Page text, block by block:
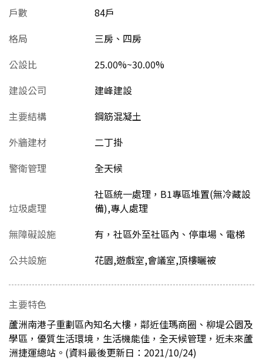
戶數
84戶
格局
三房、四房
公設比
25.00%~30.00%
建設公司
建峰建設
主要結構
鋼筋混凝土
外牆建材
二丁掛
警衛管理
全天候
垃圾處理
社區統一處理，B1專區堆置(無冷藏設
備),專人處理
無障礙設施
有，社區外至社區內、停車場、電梯
公共設施
花園,遊戲室,會議室,頂樓曬被
主要特色
蘆洲南港子重劃區內知名大樓，鄰近佳瑪商圈、柳堤公園及
學區，優質生活環境，生活機能佳，全天候管理，近未來蘆
洲捷運總站。(資料最後更新日：2021/10/24)